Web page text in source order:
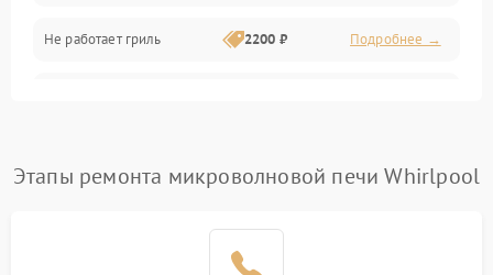
Не работает гриль 2200 ₽ Подробнее →
Подробнее →
Этапы ремонта микроволновой печи Whirlpool